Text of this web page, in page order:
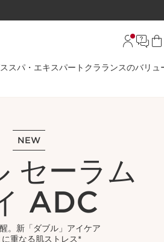
スパ・エキスパート クラランスのバリュ
NEW
セーラム
ADC
。新「ダブル」アイケア​​
に重なる肌ストレス*​​